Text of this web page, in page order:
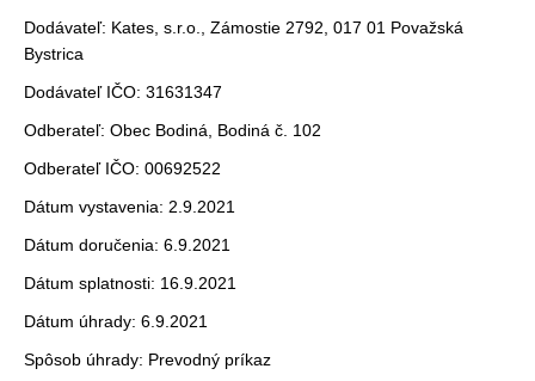
Dodávateľ: Kates, s.r.o., Zámostie 2792, 017 01 Považská
Bystrica
Dodávateľ IČO: 31631347
Odberateľ: Obec Bodiná, Bodiná č. 102
Odberateľ IČO: 00692522
Dátum vystavenia: 2.9.2021
Dátum doručenia: 6.9.2021
Dátum splatnosti: 16.9.2021
Dátum úhrady: 6.9.2021
Spôsob úhrady: Prevodný príkaz